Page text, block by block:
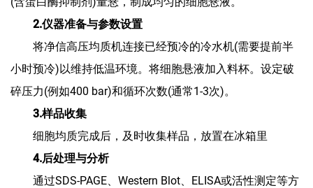
2.仪器准备与参数设置
将净信高压均质机连接已经预冷的冷水机(需要提前半
小时预冷)以维持低温环境。将细胞悬液加入料杯。设定破
碎压力(例如400 bar)和循环次数(通常1-3次)。
3.样品收集
细胞均质完成后，及时收集样品，放置在冰箱里
4.后处理与分析
通过SDS-PAGE、Western Blot、ELISA或活性测定等方